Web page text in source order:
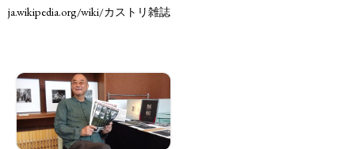
ja.wikipedia.org/wiki/カストリ雑誌